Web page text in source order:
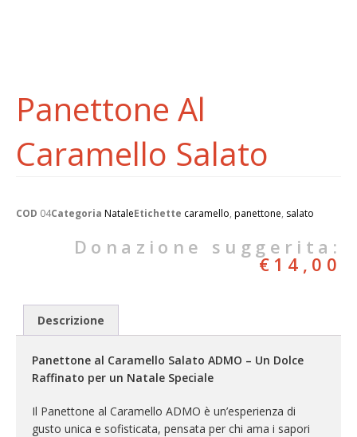
Panettone Al
Caramello Salato
COD 04Categoria NataleEtichette caramello, panettone, salato
€ 14,00
Descrizione
Panettone al Caramello Salato ADMO – Un Dolce
Raffinato per un Natale Speciale
Il Panettone al Caramello ADMO è un’esperienza di
gusto unica e sofisticata, pensata per chi ama i sapori